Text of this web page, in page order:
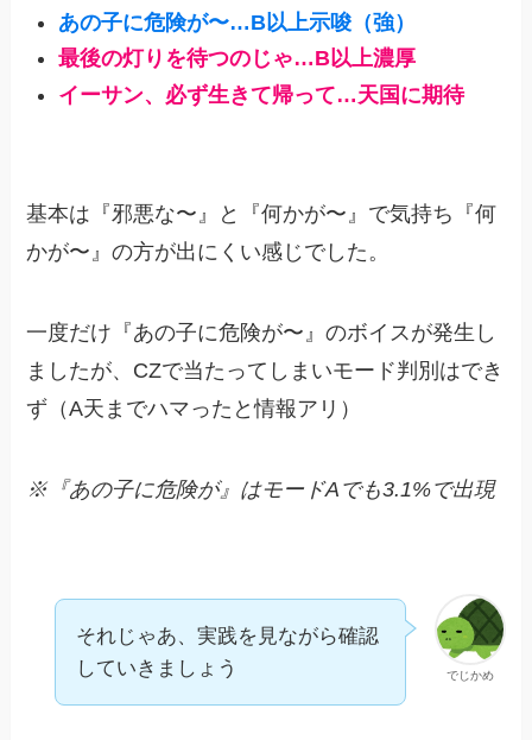
あの子に危険が〜…B以上示唆（強）
最後の灯りを待つのじゃ…B以上濃厚
イーサン、必ず生きて帰って…天国に期待
基本は『邪悪な〜』と『何かが〜』で気持ち『何
かが〜』の方が出にくい感じでした。
一度だけ『あの子に危険が〜』のボイスが発生し
ましたが、CZで当たってしまいモード判別はでき
ず（A天までハマったと情報アリ）
※『あの子に危険が』はモードAでも3.1%で出現
でじかめ
それじゃあ、実践を見ながら確認
していきましょう